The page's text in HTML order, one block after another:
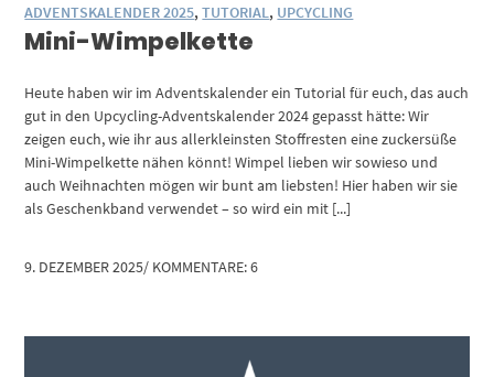
ADVENTSKALENDER 2025,TUTORIAL , UPCYCLING
Mini-Wimpelkette
Heute haben wir im Adventskalender ein Tutorial für euch, das auch
gut in den Upcycling-Adventskalender 2024 gepasst hätte: Wir
zeigen euch, wie ihr aus allerkleinsten Stoffresten eine zuckersüße
Mini-Wimpelkette nähen könnt! Wimpel lieben wir sowieso und
auch Weihnachten mögen wir bunt am liebsten! Hier haben wir sie
als Geschenkband verwendet – so wird ein mit [...]
9. DEZEMBER 2025/ KOMMENTARE: 6